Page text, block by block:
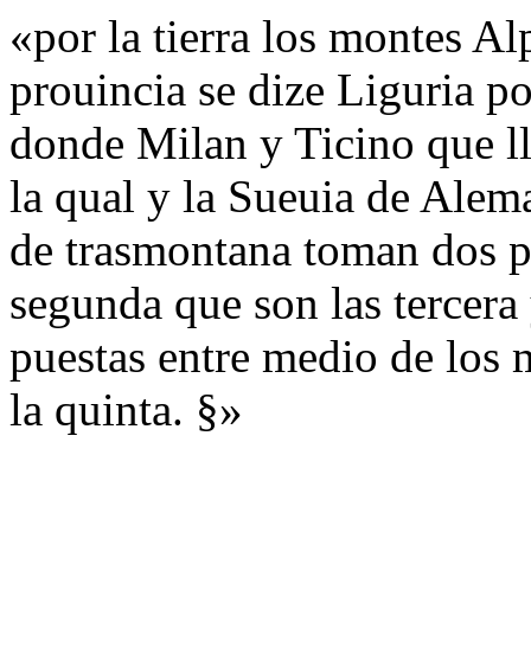
«por la tierra los montes
prouincia se dize Liguria
donde Milan y Ticino que
la qual y la Sueuia de
de trasmontana toman dos
segunda que son las
puestas entre medio de los
la quinta. §»